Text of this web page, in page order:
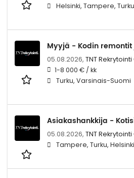
Helsinki, Tampere,
Myyjä - Kodin
05.08.2026, TNT Rekrytointi
1-8 000 € / kk
Turku, Varsinais-Suomi
Asiakashankkija -
05.08.2026, TNT Rekrytointi
Tampere, Turku, Helsinki